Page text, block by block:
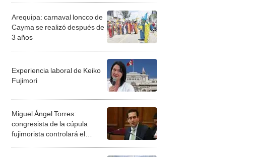
Arequipa: carnaval loncco de
Cayma se realizó después de
3 años
Experiencia laboral de Keiko
Fujimori
Miguel Ángel Torres:
congresista de la cúpula
fujimorista controlará el